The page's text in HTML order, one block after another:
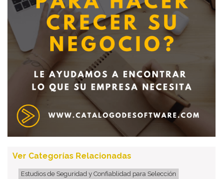
Ver Categorías Relacionadas
Estudios de Seguridad y Confiablidad para Selección